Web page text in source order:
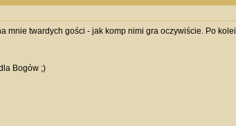
mnie twardych gości - jak komp nimi gra oczywiście. Po kolei
Bogów ;)